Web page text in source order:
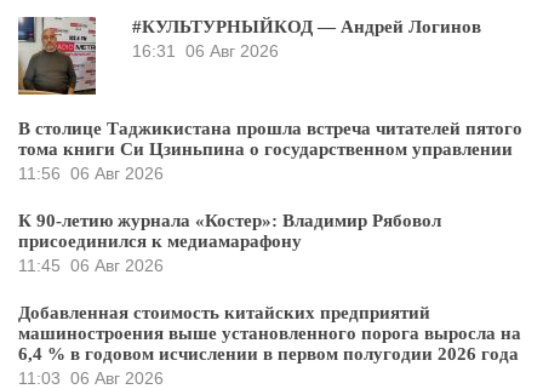
#КУЛЬТУРНЫЙКОД — Андрей Логинов
16:31
06 Авг 2026
В столице Таджикистана прошла встреча читателей пятого
тома книги Си Цзиньпина о государственном управлении
11:56 06 Авг 2026
К 90-летию журнала «Костер»: Владимир Рябовол
присоединился к медиамарафону
11:45 06 Авг 2026
Добавленная стоимость китайских предприятий
машиностроения выше установленного порога выросла на
6,4 % в годовом исчислении в первом полугодии 2026 года
11:03 06 Авг 2026